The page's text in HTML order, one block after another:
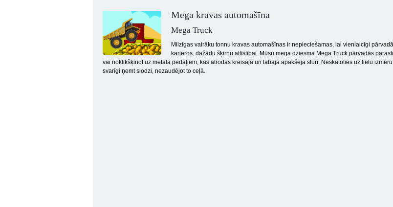
KOGAMA: Ātrās sacīkstes
Moto X3M
ziema
Mega kravas automašīna
Mega Truck
Milzīgas vairāku tonnu kravas automašīnas ir nepieciešamas, lai vienlaicīgi
karjeros, dažādu šķirņu attīstībai. Mūsu mega dziesma Mega Truck pārvadās
vai noklikšķinot uz metāla pedāļiem, kas atrodas kreisajā un labajā apakšējā stūrī. Neskatoties uz lielu
svarīgi ņemt slodzi, nezaudējot to ceļā.